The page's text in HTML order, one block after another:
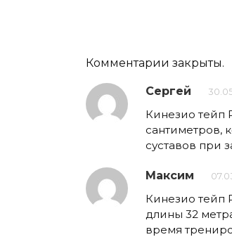
Комментарии закрыты.
Сергей
Кинезио тейп
сантиметров,
суставов при
Максим
Кинезио тейп
длины 32
время